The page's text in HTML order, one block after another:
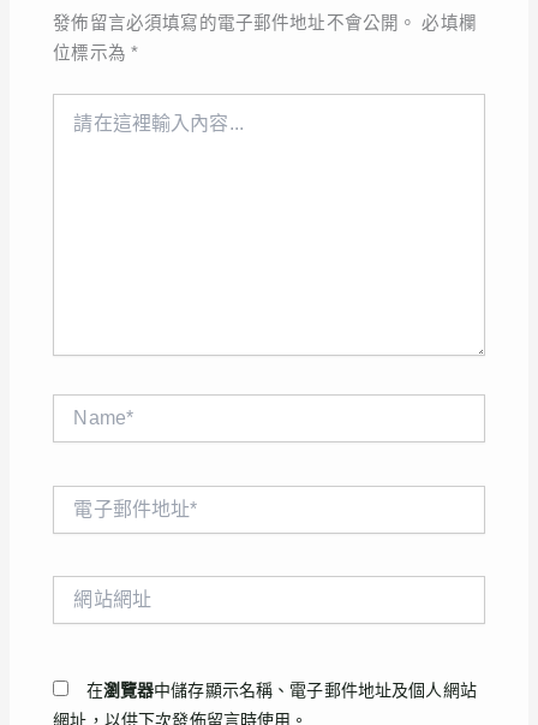
發佈留言必須填寫的電子郵件地址不會公開。 必填欄
位標示為*
Name*
在瀏覽器中儲存顯示名稱、電子郵件地址及個人網站
網址，以供下次發佈留言時使用。